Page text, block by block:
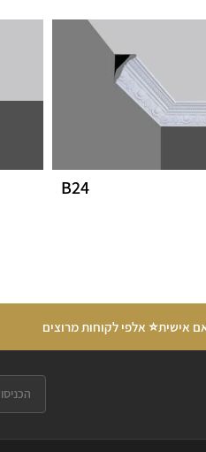
B24
אישית⭐ אלפי לקוחות מרוצים